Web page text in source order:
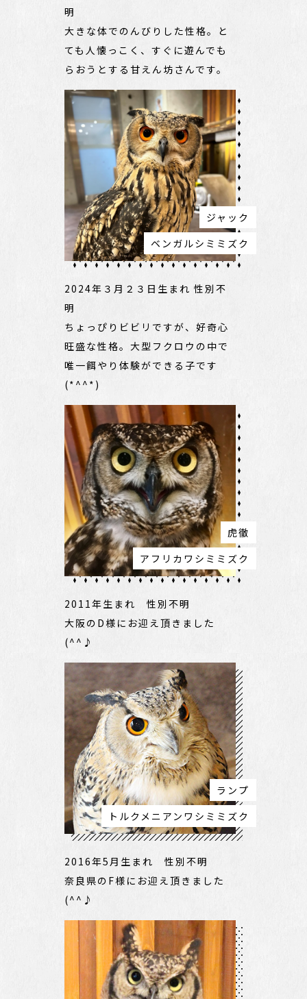
明
大きな体でのんびりした性格。と
ても人懐っこく、すぐに遊んでも
らおうとする甘えん坊さんです。
ジャック
ベンガルシミミズク
2024年３月２３日生まれ 性別不
明
ちょっぴりビビリですが、好奇心
旺盛な性格。大型フクロウの中で
唯一餌やり体験ができる子です
(*^^*)
虎徹
アフリカワシミミズク
2011年生まれ 性別不明
大阪のD様にお迎え頂きました
(^^♪
ランプ
トルクメニアンワシミミズク
2016年5月生まれ 性別不明
奈良県のF様にお迎え頂きました
(^^♪